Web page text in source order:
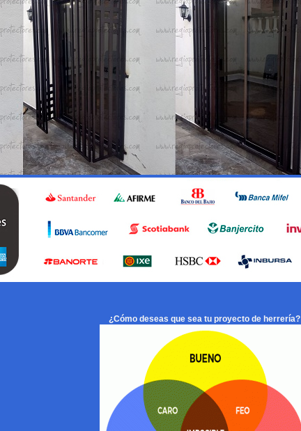
¿Cómo deseas que sea tu proyecto de herrería?